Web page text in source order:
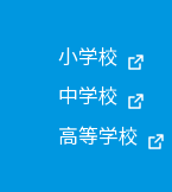
小学校
中学校
高等学校